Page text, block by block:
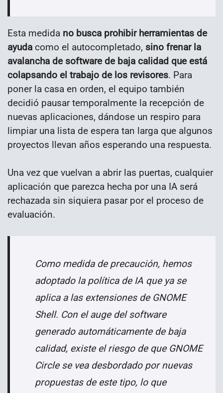
Esta medida no busca prohibir herramientas de
ayuda como el autocompletado, sino frenar la
avalancha de software de baja calidad que está
colapsando el trabajo de los revisores. Para
poner la casa en orden, el equipo también
decidió pausar temporalmente la recepción de
nuevas aplicaciones, dándose un respiro para
limpiar una lista de espera tan larga que algunos
proyectos llevan años esperando una respuesta.
Una vez que vuelvan a abrir las puertas, cualquier
aplicación que parezca hecha por una IA será
rechazada sin siquiera pasar por el proceso de
evaluación.
Como medida de precaución, hemos
adoptado la política de IA que ya se
aplica a las extensiones de GNOME
Shell. Con el auge del software
generado automáticamente de baja
calidad, existe el riesgo de que GNOME
Circle se vea desbordado por nuevas
propuestas de este tipo, lo que